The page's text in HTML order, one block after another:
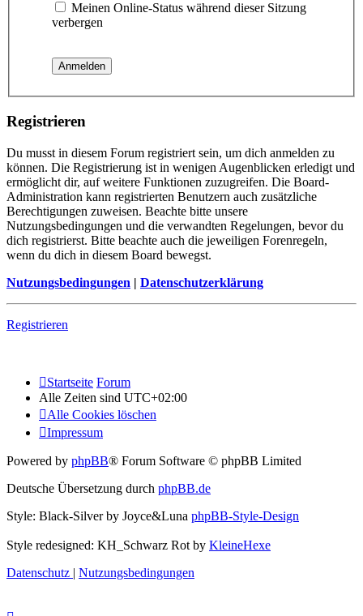
Meinen Online-Status während dieser Sitzung
verbergen
Registrieren
Du musst in diesem Forum registriert sein, um dich anmelden zu
können. Die Registrierung ist in wenigen Augenblicken erledigt und
ermöglicht dir, auf weitere Funktionen zuzugreifen. Die Board-
Administration kann registrierten Benutzern auch zusätzliche
Berechtigungen zuweisen. Beachte bitte unsere
Nutzungsbedingungen und die verwandten Regelungen, bevor du
dich registrierst. Bitte beachte auch die jeweiligen Forenregeln,
wenn du dich in diesem Board bewegst.
Nutzungsbedingungen | Datenschutzerklärung
Registrieren
Startseite Forum
Alle Zeiten sind UTC+02:00
Alle Cookies löschen
Impressum
Powered by phpBB® Forum Software © phpBB Limited
Deutsche Übersetzung durch phpBB.de
Style: Black-Silver by Joyce&Luna phpBB-Style-Design
Style redesigned: KH_Schwarz Rot by KleineHexe
Datenschutz | Nutzungsbedingungen